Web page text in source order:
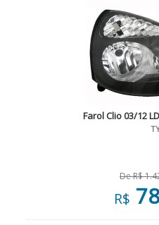
Farol Clio 03/12
De R$
R$